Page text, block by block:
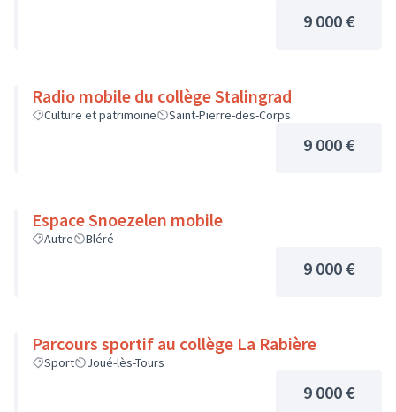
9 000 €
Radio mobile du collège Stalingrad
Culture et patrimoine Saint-Pierre-des-Corps
9 000 €
Espace Snoezelen mobile
Autre Bléré
9 000 €
Parcours sportif au collège La Rabière
Sport Joué-lès-Tours
9 000 €